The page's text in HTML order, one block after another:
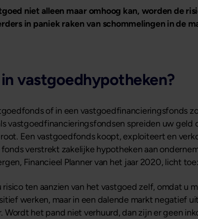
niet alleen maar omhoog kan, worden de
in paniek raken van schommelingen in de
vastgoedhypotheken?
of in een vastgoedfinancieringsfonds
vastgoedfinancieringsfondsen spreiden uw geld
Een vastgoedfonds koopt, exploiteert en
verstrekt zakelijke hypotheken aan
Financieel Planner van het jaar 2020, licht toe:
ten aanzien van het vastgoed zelf, omdat u
werken, maar in een dalende markt negatief
Wordt het pand niet verhuurd, dan zijn er geen